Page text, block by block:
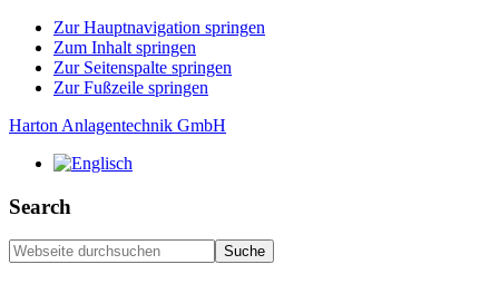
Zur Hauptnavigation springen
Zum Inhalt springen
Zur Seitenspalte springen
Zur Fußzeile springen
Harton Anlagentechnik GmbH
Search
Webseite
durchsuchen